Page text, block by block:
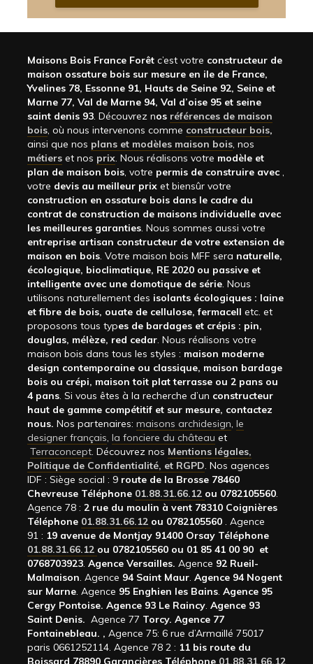
Maisons Bois France Forêt c’est votre constructeur de
maison ossature bois sur mesure en ile de France,
Yvelines 78, Essonne 91, Hauts de Seine 92, Seine et
Marne 77, Val de Marne 94, Val d’oise 95 et seine
saint denis 93. Découvrez nos références de maison
bois, où nous intervenons comme constructeur bois,
ainsi que nos plans et modèles maison bois, nos
métiers et nos prix. Nous réalisons votre modèle et
plan de maison bois, votre permis de construire avec ,
votre devis au meilleur prix et biensûr votre
construction en ossature bois dans le cadre du
contrat de construction de maisons individuelle avec
les meilleures garanties. Nous sommes aussi votre
entreprise artisan constructeur de votre extension de
maison en bois. Votre maison bois MFF sera naturelle,
écologique, bioclimatique, RE 2020 ou passive et
intelligente avec une domotique de série. Nous
utilisons naturellement des isolants écologiques : laine
et fibre de bois, ouate de cellulose, fermacell etc. et
proposons tous types de bardages et crépis : pin,
douglas, mélèze, red cedar. Nous réalisons votre
maison bois dans tous les styles : maison moderne
design contemporaine ou classique, maison bardage
bois ou crépi, maison toit plat terrasse ou 2 pans ou
4 pans. Si vous êtes à la recherche d’un constructeur
haut de gamme compétitif et sur mesure, contactez
nous. Nos partenaires: maisons archidesign, le
designer français, la fonciere du château et
Terraconcept. Découvrez nos Mentions légales,
Politique de Confidentialité, et RGPD. Nos agences
IDF : Siège social : 9 route de la Brosse 78460
Chevreuse Téléphone 01.88.31.66.12 ou 0782105560.
Agence 78 : 2 rue du moulin à vent 78310 Coignières
Téléphone 01.88.31.66.12 ou 0782105560 . Agence
91 : 19 avenue de Montjay 91400 Orsay Téléphone
01.88.31.66.12 ou 0782105560 ou 01 85 41 00 90 et
0768703923. Agence Versailles. Agence 92 Rueil-
Malmaison. Agence 94 Saint Maur. Agence 94 Nogent
sur Marne. Agence 95 Enghien les Bains. Agence 95
Cergy Pontoise. Agence 93 Le Raincy. Agence 93
Saint Denis. Agence 77 Torcy. Agence 77
Fontainebleau. , Agence 75: 6 rue d’Armaillé 75017
paris 0661252114. Agence 78 2 : 11 bis route du
Boissard 78890 Garancières Téléphone 01.88.31.66.12